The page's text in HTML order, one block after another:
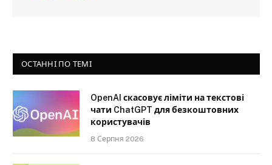
ОСТАННІ ПО ТЕМІ
OpenAI скасовує ліміти на текстові
чати ChatGPT для безкоштовних
користувачів
8 Серпня 2026